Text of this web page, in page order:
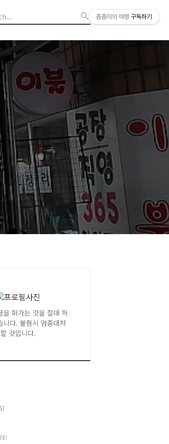
을 퍼가는 것을 절대 허
니다. 불펌시 엄중대처
할 것입니다.
좀좀이의 여행 구독하기